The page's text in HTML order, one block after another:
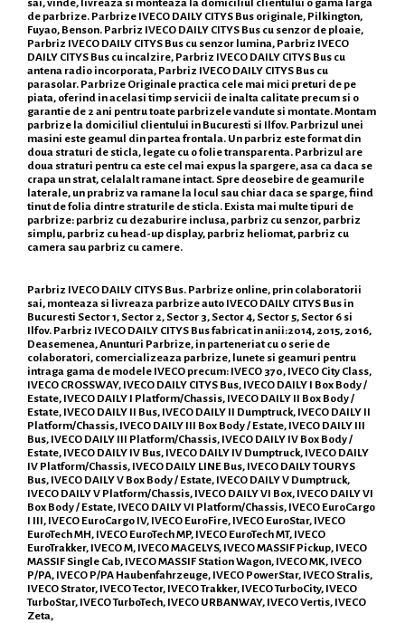
de parbrize. Parbrize IVECO DAILY CITYS Bus originale, Pilkington,
Fuyao, Benson. Parbriz IVECO DAILY CITYS Bus cu senzor de ploaie,
Parbriz IVECO DAILY CITYS Bus cu senzor lumina, Parbriz IVECO
DAILY CITYS Bus cu incalzire, Parbriz IVECO DAILY CITYS Bus cu
antena radio incorporata, Parbriz IVECO DAILY CITYS Bus cu
parasolar. Parbrize Originale practica cele mai mici preturi de pe
piata, oferind in acelasi timp servicii de inalta calitate precum si o
garantie de 2 ani pentru toate parbrizele vandute si montate. Montam
parbrize la domiciliul clientului in Bucuresti si Ilfov. Parbrizul unei
masini este geamul din partea frontala. Un parbriz este format din
doua straturi de sticla, legate cu o folie transparenta. Parbrizul are
doua straturi pentru ca este cel mai expus la spargere, asa ca daca se
crapa un strat, celalalt ramane intact. Spre deosebire de geamurile
laterale, un prabriz va ramane la locul sau chiar daca se sparge, fiind
tinut de folia dintre straturile de sticla. Exista mai multe tipuri de
parbrize: parbriz cu dezaburire inclusa, parbriz cu senzor, parbriz
simplu, parbriz cu head-up display, parbriz heliomat, parbriz cu
camera sau parbriz cu camere.
Parbriz IVECO DAILY CITYS Bus. Parbrize online, prin colaboratorii
sai, monteaza si livreaza parbrize auto IVECO DAILY CITYS Bus in
Bucuresti Sector 1, Sector 2, Sector 3, Sector 4, Sector 5, Sector 6 si
Ilfov. Parbriz IVECO DAILY CITYS Bus fabricat in anii:2014, 2015, 2016,
Deasemenea, Anunturi Parbrize, in parteneriat cu o serie de
colaboratori, comercializeaza parbrize, lunete si geamuri pentru
intraga gama de modele IVECO precum: IVECO 370, IVECO City Class,
IVECO CROSSWAY, IVECO DAILY CITYS Bus, IVECO DAILY I Box Body /
Estate, IVECO DAILY I Platform/Chassis, IVECO DAILY II Box Body /
Estate, IVECO DAILY II Bus, IVECO DAILY II Dumptruck, IVECO DAILY II
Platform/Chassis, IVECO DAILY III Box Body / Estate, IVECO DAILY III
Bus, IVECO DAILY III Platform/Chassis, IVECO DAILY IV Box Body /
Estate, IVECO DAILY IV Bus, IVECO DAILY IV Dumptruck, IVECO DAILY
IV Platform/Chassis, IVECO DAILY LINE Bus, IVECO DAILY TOURYS
Bus, IVECO DAILY V Box Body / Estate, IVECO DAILY V Dumptruck,
IVECO DAILY V Platform/Chassis, IVECO DAILY VI Box, IVECO DAILY VI
Box Body / Estate, IVECO DAILY VI Platform/Chassis, IVECO EuroCargo
I III, IVECO EuroCargo IV, IVECO EuroFire, IVECO EuroStar, IVECO
EuroTech MH, IVECO EuroTech MP, IVECO EuroTech MT, IVECO
EuroTrakker, IVECO M, IVECO MAGELYS, IVECO MASSIF Pickup, IVECO
MASSIF Single Cab, IVECO MASSIF Station Wagon, IVECO MK, IVECO
P/PA, IVECO P/PA Haubenfahrzeuge, IVECO PowerStar, IVECO Stralis,
IVECO Strator, IVECO Tector, IVECO Trakker, IVECO TurboCity, IVECO
TurboStar, IVECO TurboTech, IVECO URBANWAY, IVECO Vertis, IVECO
Zeta,